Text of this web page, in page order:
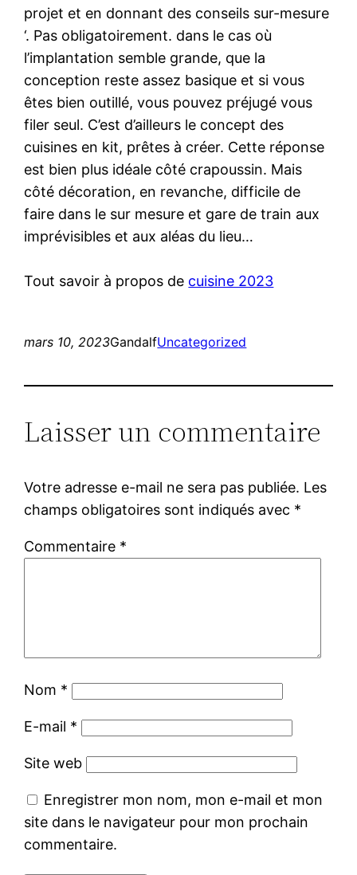
projet et en donnant des conseils sur-mesure
‘. Pas obligatoirement. dans le cas où
l’implantation semble grande, que la
conception reste assez basique et si vous
êtes bien outillé, vous pouvez préjugé vous
filer seul. C’est d’ailleurs le concept des
cuisines en kit, prêtes à créer. Cette réponse
est bien plus idéale côté crapoussin. Mais
côté décoration, en revanche, difficile de
faire dans le sur mesure et gare de train aux
imprévisibles et aux aléas du lieu…
Tout savoir à propos de cuisine 2023
mars 10, 2023GandalfUncategorized
Laisser un commentaire
Votre adresse e-mail ne sera pas publiée. Les
champs obligatoires sont indiqués avec *
Commentaire *
Nom *
E-mail *
Site web
Enregistrer mon nom, mon e-mail et mon
site dans le navigateur pour mon prochain
commentaire.